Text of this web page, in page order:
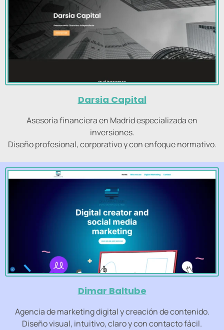
Darsia Capital
Asesoría financiera en Madrid especializada en
inversiones.
Diseño profesional, corporativo y con enfoque normativo.
Dimar Baltube
Agencia de marketing digital y creación de contenido.
Diseño visual, intuitivo, claro y con contacto fácil.